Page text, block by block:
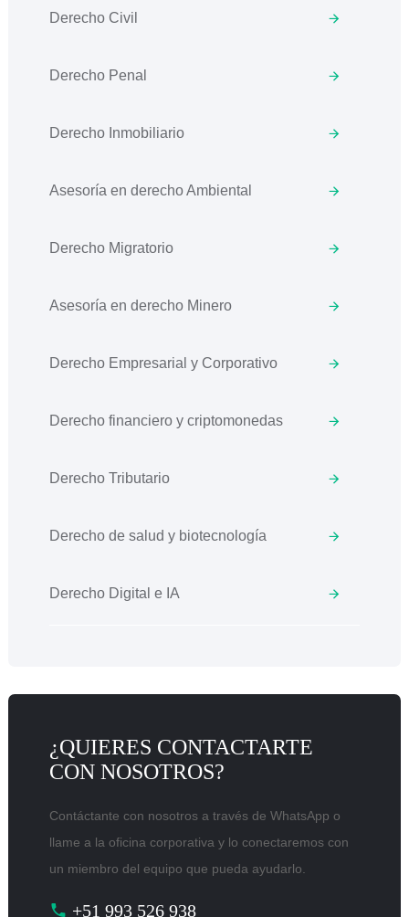
Derecho Civil
Derecho Penal
Derecho Inmobiliario
Asesoría en derecho Ambiental
Derecho Migratorio
Asesoría en derecho Minero
Derecho Empresarial y Corporativo
Derecho financiero y criptomonedas
Derecho Tributario
Derecho de salud y biotecnología
Derecho Digital e IA
¿QUIERES CONTACTARTE
CON NOSOTROS?
Contáctante con nosotros a través de WhatsApp o
llame a la oficina corporativa y lo conectaremos con
un miembro del equipo que pueda ayudarlo.
+51 993 526 938